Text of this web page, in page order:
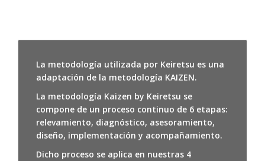
La metodología utilizada por Keiretsu es una
adaptación de la metodología KAIZEN.
La metodología Kaizen by Keiretsu se
compone de un proceso continuo de 6 etapas:
relevamiento, diagnóstico, asesoramiento,
diseño, implementación y acompañamiento.
Dicho proceso se aplica en nuestras 4